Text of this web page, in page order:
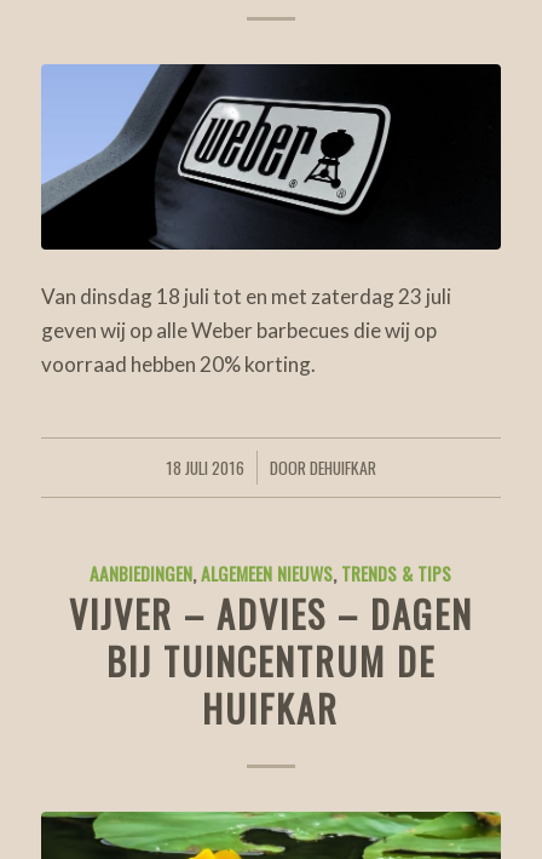
Van dinsdag 18 juli tot en met zaterdag 23 juli
geven wij op alle Weber barbecues die wij op
voorraad hebben 20% korting.
18 JULI 2016
/ DOORDEHUIFKAR
AANBIEDINGEN,ALGEMEEN NIEUWS,TRENDS & TIPS
VIJVER – ADVIES – DAGEN
BIJ TUINCENTRUM DE
HUIFKAR